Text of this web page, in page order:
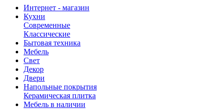
Интернет - магазин
Кухни
Современные
Классические
Бытовая техника
Мебель
Свет
Декор
Двери
Напольные покрытия
Керамическая плитка
Мебель в наличии